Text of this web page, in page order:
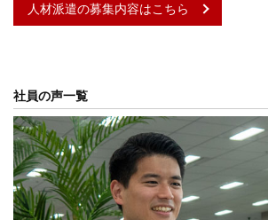
人材派遣の募集内容はこちら
社員の声一覧